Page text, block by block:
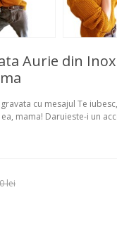
Aurie din
cu mesajul Te
mama! Daruieste-i un
lei